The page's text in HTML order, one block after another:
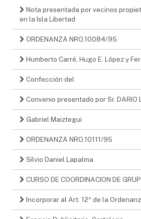
Nota presentada por vecinos
en la Isla Libertad
ORDENANZA NRO.10084/95
Humberto Carré, Hugo E. López y
Confección del
Convenio presentado por Sr. DARIO
Gabriel Maiztegui
ORDENANZA NRO.10111/95
Silvio Daniel Lapalma
CURSO DE COORDINACION DE
Incorporar al Art. 12º de la